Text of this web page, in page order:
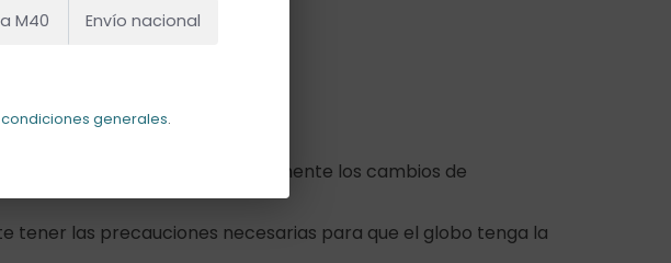
de distintos factores, principalmente los cambios de
tener las precauciones necesarias para que el globo tenga la
M40 Envío nacional
condiciones generales.